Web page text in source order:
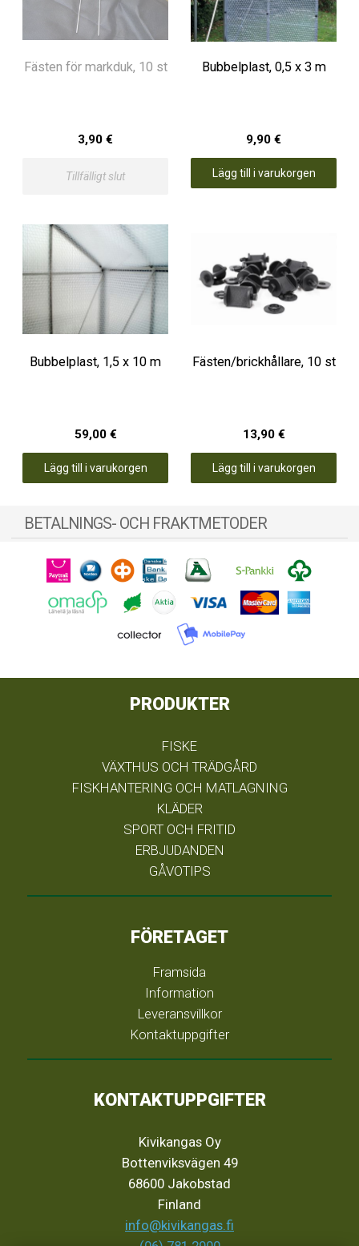
Fästen för markduk, 10 st
3,90 €
Tillfälligt slut
Bubbelplast, 0,5 x 3 m
9,90 €
Lägg till i varukorgen
Bubbelplast, 1,5 x 10 m
59,00 €
Lägg till i varukorgen
Fästen/brickhållare, 10 st
13,90 €
Lägg till i varukorgen
BETALNINGS- OCH FRAKTMETODER
PRODUKTER
FISKE
VÄXTHUS OCH TRÄDGÅRD
FISKHANTERING OCH MATLAGNING
KLÄDER
SPORT OCH FRITID
ERBJUDANDEN
GÅVOTIPS
FÖRETAGET
Framsida
Information
Leveransvillkor
Kontaktuppgifter
KONTAKTUPPGIFTER
Kivikangas Oy
Bottenviksvägen 49
68600 Jakobstad
Finland
info@kivikangas.fi